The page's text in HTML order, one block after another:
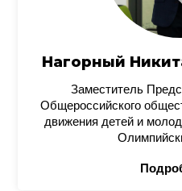
Нагорный
Заместитель
Общероссийского
движения детей и